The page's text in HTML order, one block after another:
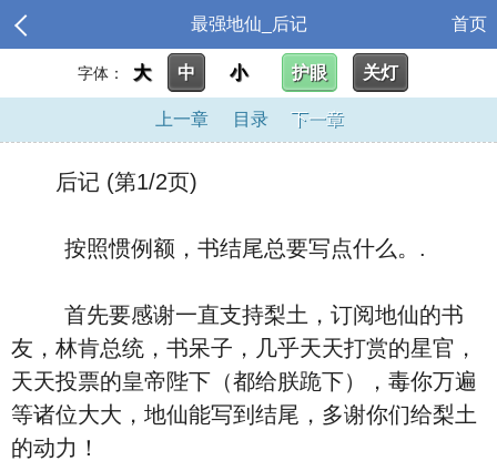
最强地仙_后记 首页
字体： 大 中 小 护眼 关灯
上一章 目录 下一章
后记 (第1/2页)
按照惯例额，书结尾总要写点什么。.
首先要感谢一直支持梨土，订阅地仙的书
友，林肯总统，书呆子，几乎天天打赏的星官，
天天投票的皇帝陛下（都给朕跪下），毒你万遍
等诸位大大，地仙能写到结尾，多谢你们给梨土
的动力！